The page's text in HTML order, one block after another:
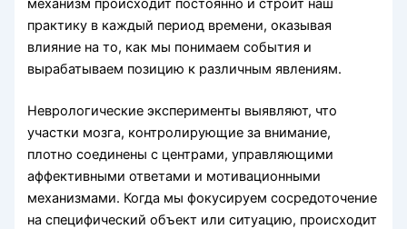
механизм происходит постоянно и строит наш
практику в каждый период времени, оказывая
влияние на то, как мы понимаем события и
вырабатываем позицию к различным явлениям.
Неврологические эксперименты выявляют, что
участки мозга, контролирующие за внимание,
плотно соединены с центрами, управляющими
аффективными ответами и мотивационными
механизмами. Когда мы фокусируем сосредоточение
на специфический объект или ситуацию, происходит